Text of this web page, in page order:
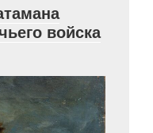
войска